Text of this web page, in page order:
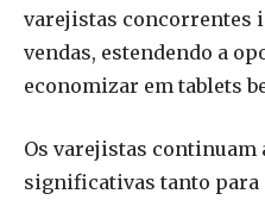
varejistas concorrentes
vendas, estendendo a
economizar em tablets
Os varejistas continuam
significativas tanto